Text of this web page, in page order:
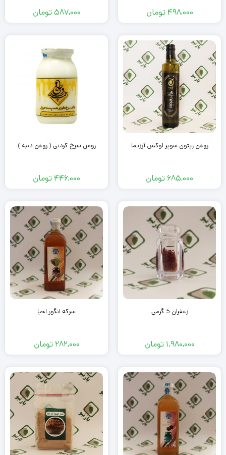
498,000 تومان 587,000تومان
روغن زیتون سوپر لوکس آرزیما
685,000 تومان
روغن سرخ کردنی ( روغن دنبه )
446,000 تومان
زعفران 5 گرمی
1,980,000 تومان
سرکه انگور احیا
282,000 تومان